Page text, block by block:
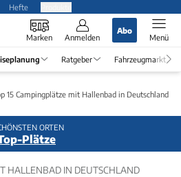
Hefte
Marken Anmelden
Abo
Menü
Ratgeber Fahrzeugmarkt
15 Campingplätze mit Hallenbad in Deutschland
ORTEN
Plätze
HALLENBAD IN DEUTSCHLAND